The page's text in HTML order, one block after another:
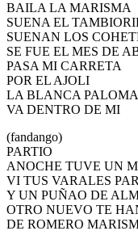
BAILA LA MARISMA
SUENA EL
SUENAN LOS
SE FUE EL MES DE
PASA MI CARRETA
POR EL AJOLI
LA BLANCA PALOMA
VA DENTRO DE MI
(fandango)
PARTIO
ANOCHE TUVE UN
VI TUS VARALES
Y UN PUÑAO DE
OTRO NUEVO TE
DE ROMERO
Historia de la Virgen
¿Cuándo es la
¿Cuántas
¿Cuándo se
El traslado cada siete
¿Cuales son los
Quiero hacer el